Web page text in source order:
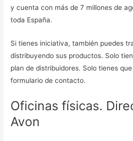
y cuenta con más de 7 millones de
toda España.
Si tienes iniciativa, también puedes
distribuyendo sus productos. Solo
plan de distribuidores. Solo tienes
formulario de contacto.
Oficinas físicas.
Avon